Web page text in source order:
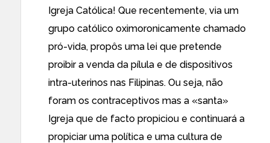
Igreja Católica! Que recentemente, via um
grupo católico oximoronicamente chamado
pró-vida, propôs uma lei que pretende
proibira venda da pílula e de dispositivos
intra-uterinos nas Filipinas. Ou seja, não
foram os contraceptivos mas a «santa»
Igreja que de facto propiciou e continuará a
propiciar uma política e uma cultura de